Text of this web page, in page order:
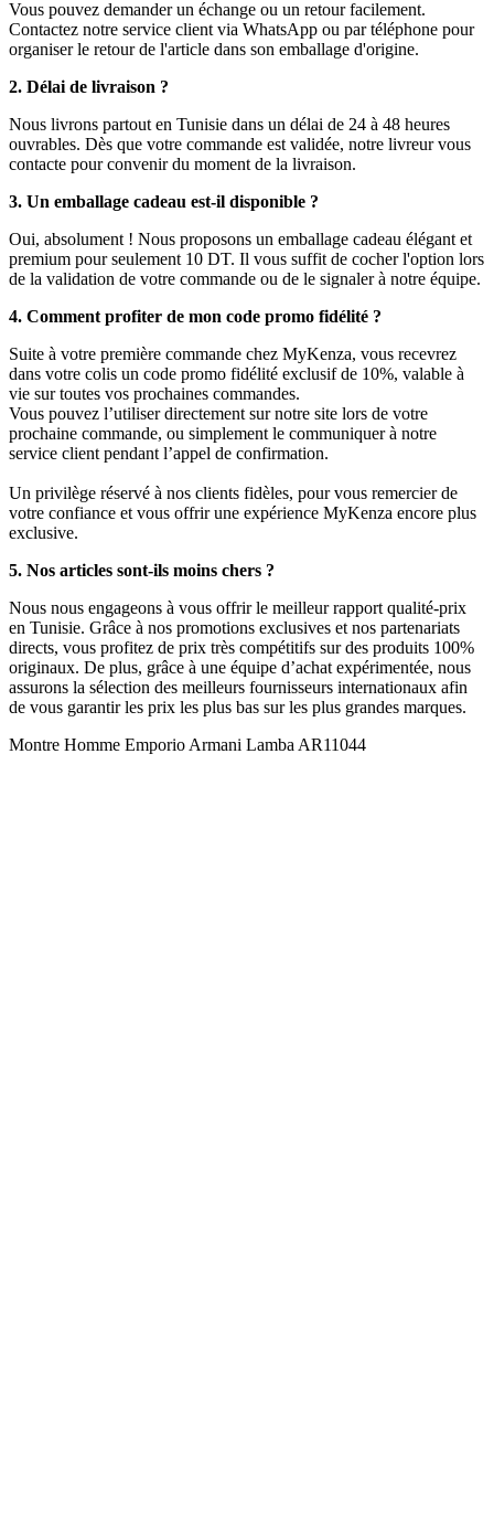
Vous pouvez demander un échange ou un retour facilement.
Contactez notre service client via WhatsApp ou par téléphone pour
organiser le retour de l'article dans son emballage d'origine.
2. Délai de livraison ?
Nous livrons partout en Tunisie dans un délai de 24 à 48 heures
ouvrables. Dès que votre commande est validée, notre livreur vous
contacte pour convenir du moment de la livraison.
3. Un emballage cadeau est-il disponible ?
Oui, absolument ! Nous proposons un emballage cadeau élégant et
premium pour seulement 10 DT. Il vous suffit de cocher l'option lors
de la validation de votre commande ou de le signaler à notre équipe.
4. Comment profiter de mon code promo fidélité ?
Suite à votre première commande chez MyKenza, vous recevrez
dans votre colis un code promo fidélité exclusif de 10%, valable à
vie sur toutes vos prochaines commandes.
Vous pouvez l’utiliser directement sur notre site lors de votre
prochaine commande, ou simplement le communiquer à notre
service client pendant l’appel de confirmation.
Un privilège réservé à nos clients fidèles, pour vous remercier de
votre confiance et vous offrir une expérience MyKenza encore plus
exclusive.
5. Nos articles sont-ils moins chers ?
Nous nous engageons à vous offrir le meilleur rapport qualité-prix
en Tunisie. Grâce à nos promotions exclusives et nos partenariats
directs, vous profitez de prix très compétitifs sur des produits 100%
originaux. De plus, grâce à une équipe d’achat expérimentée, nous
assurons la sélection des meilleurs fournisseurs internationaux afin
de vous garantir les prix les plus bas sur les plus grandes marques.
Montre Homme Emporio Armani Lamba AR11044